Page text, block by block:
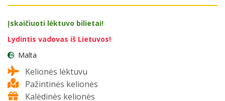
Įskaičiuoti lėktuvo bilietai!
Lydintis vadovas iš Lietuvos!
Malta
Kelionės lėktuvu
Pažintinės kelionės
Kalėdinės kelionės